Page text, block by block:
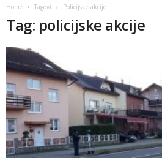
Home Tagovi Policijske akcije
Tag: policijske akcije